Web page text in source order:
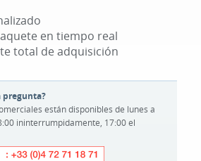
en tiempo real
total de adquisición
pregunta?
están disponibles de lunes a
ininterrumpidamente, 17:00 el